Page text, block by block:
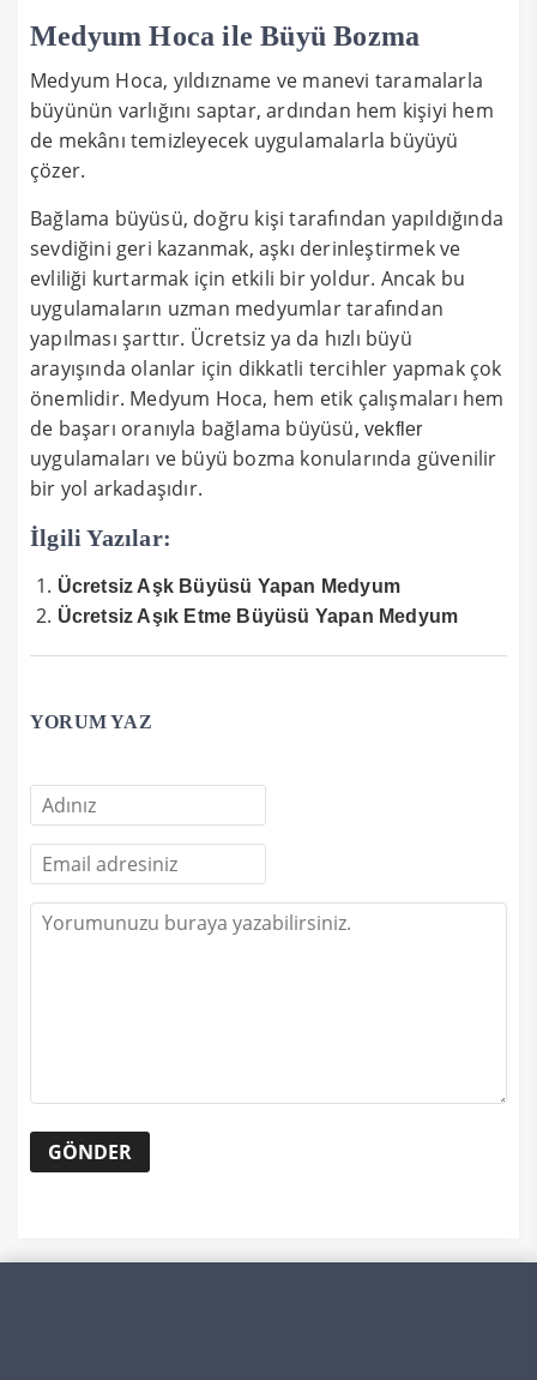
Medyum Hoca ile Büyü Bozma
Medyum Hoca, yıldızname ve manevi taramalarla
büyünün varlığını saptar, ardından hem kişiyi hem
de mekânı temizleyecek uygulamalarla büyüyü
çözer.
Bağlama büyüsü, doğru kişi tarafından yapıldığında
sevdiğini geri kazanmak, aşkı derinleştirmek ve
evliliği kurtarmak için etkili bir yoldur. Ancak bu
uygulamaların uzman medyumlar tarafından
yapılması şarttır. Ücretsiz ya da hızlı büyü
arayışında olanlar için dikkatli tercihler yapmak çok
önemlidir. Medyum Hoca, hem etik çalışmaları hem
de başarı oranıyla bağlama büyüsü, vekfler
uygulamaları ve büyü bozma konularında güvenilir
bir yol arkadaşıdır.
İlgili Yazılar:
Ücretsiz Aşk Büyüsü Yapan Medyum
Ücretsiz Aşık Etme Büyüsü Yapan Medyum
YORUM YAZ